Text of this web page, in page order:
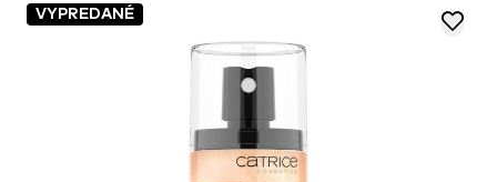
VYPREDANÉ